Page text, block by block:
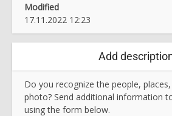
Modified
17.11.2022 12:23
Add
Do you recognize the people,
photo? Send additional information
using the form below.